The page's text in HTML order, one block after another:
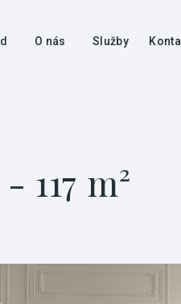
O nás Služby
117 m²